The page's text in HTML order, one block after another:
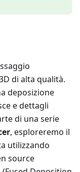
di alta qualità.
deposizione
e dettagli
di una serie
, esploreremo il
utilizzando
source